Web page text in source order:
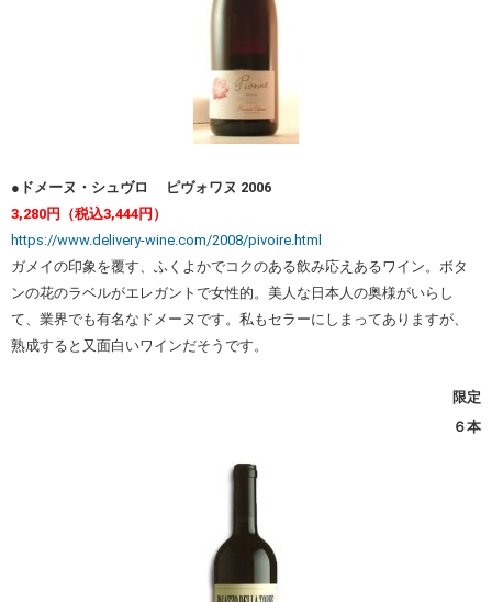
●ドメーヌ・シュヴロ ピヴォワヌ 2006
3,280円（税込3,444円）
https://www.delivery-wine.com/2008/pivoire.html
ガメイの印象を覆す、ふくよかでコクのある飲み応えあるワイン。ボタ
ンの花のラベルがエレガントで女性的。美人な日本人の奥様がいらし
て、業界でも有名なドメーヌです。私もセラーにしまってありますが、
熟成すると又面白いワインだそうです。
限定
６本